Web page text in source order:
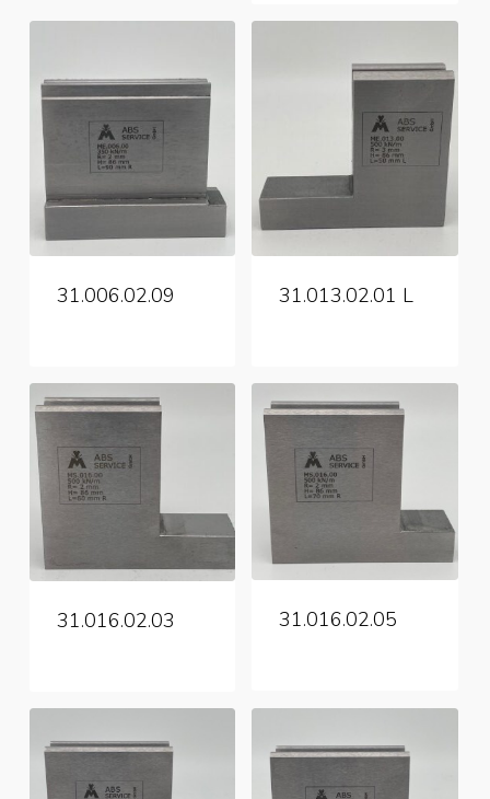
31.006.02.09 31.013.02.01 L
31.016.02.03 31.016.02.05